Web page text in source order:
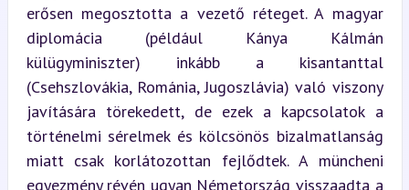
erősen megosztotta a vezető réteget. A magyar
diplomácia (például Kánya Kálmán
külügyminiszter) inkább a kisantanttal
(Csehszlovákia, Románia, Jugoszlávia) való viszony
javítására törekedett, de ezek a kapcsolatok a
történelmi sérelmek és kölcsönös bizalmatlanság
miatt csak korlátozottan fejlődtek. A müncheni
egyezmény révén ugyan Németország visszaadta a